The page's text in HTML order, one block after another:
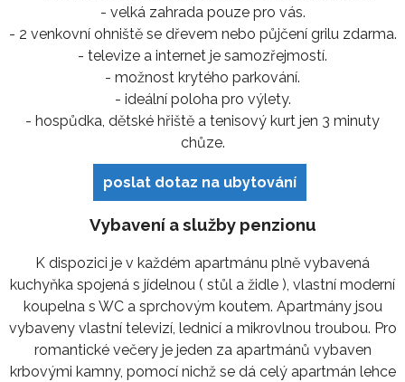
- velká zahrada pouze pro vás.
- 2 venkovní ohniště se dřevem nebo půjčení grilu zdarma.
- televize a internet je samozřejmostí.
- možnost krytého parkování.
- ideální poloha pro výlety.
- hospůdka, dětské hřiště a tenisový kurt jen 3 minuty
chůze.
poslat dotaz na ubytování
Vybavení a služby penzionu
K dispozici je v každém apartmánu plně vybavená
kuchyňka spojená s jídelnou ( stůl a židle ), vlastní moderní
koupelna s WC a sprchovým koutem. Apartmány jsou
vybaveny vlastní televizí, lednicí a mikrovlnou troubou. Pro
romantické večery je jeden za apartmánů vybaven
krbovými kamny, pomocí nichž se dá celý apartmán lehce